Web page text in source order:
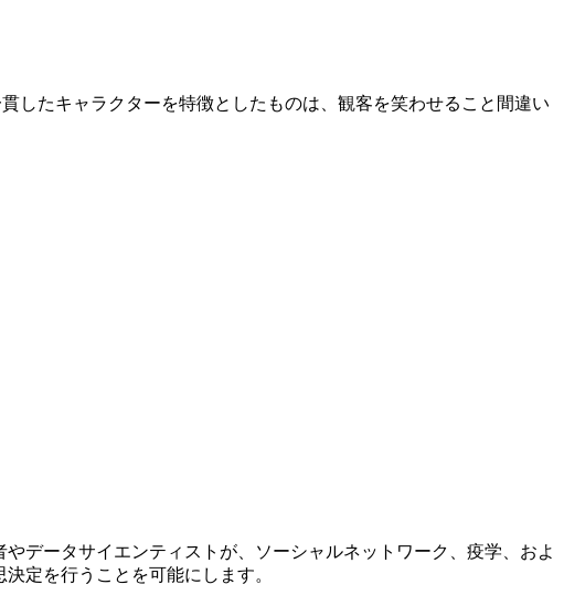
したキャラクターを特徴としたものは、観客を笑わせること間違い
データサイエンティストが、ソーシャルネットワーク、疫学、およ
定を行うことを可能にします。